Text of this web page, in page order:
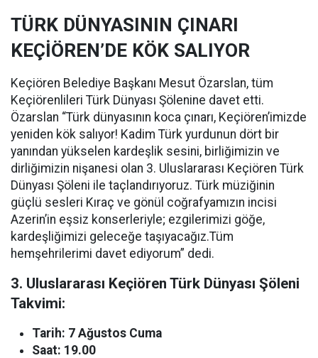
TÜRK DÜNYASININ ÇINARI
KEÇİÖREN’DE KÖK SALIYOR
Keçiören Belediye Başkanı Mesut Özarslan, tüm
Keçiörenlileri Türk Dünyası Şölenine davet etti.
Özarslan “Türk dünyasının koca çınarı, Keçiören’imizde
yeniden kök salıyor! Kadim Türk yurdunun dört bir
yanından yükselen kardeşlik sesini, birliğimizin ve
dirliğimizin nişanesi olan 3. Uluslararası Keçiören Türk
Dünyası Şöleni ile taçlandırıyoruz. Türk müziğinin
güçlü sesleri Kıraç ve gönül coğrafyamızın incisi
Azerin’in eşsiz konserleriyle; ezgilerimizi göğe,
kardeşliğimizi geleceğe taşıyacağız.Tüm
hemşehrilerimi davet ediyorum” dedi.
3. Uluslararası Keçiören Türk Dünyası Şöleni
Takvimi:
Tarih: 7 Ağustos Cuma
Saat: 19.00